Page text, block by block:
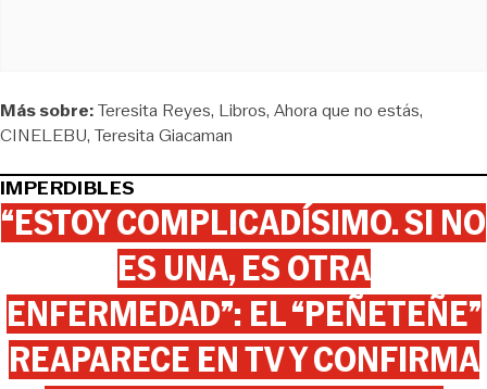
Más sobre:Teresita Reyes Libros Ahora que no estás
CINELEBU Teresita Giacaman
IMPERDIBLES
“ESTOY COMPLICADÍSIMO. SI NO
ES UNA, ES OTRA
ENFERMEDAD”: EL “PEÑETEÑE”
REAPARECE EN TV Y CONFIRMA